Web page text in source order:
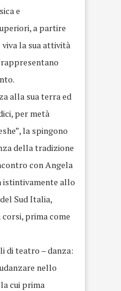
e
a partire
viva la sua attività
alla sua terra ed
per metà
la spingono
della tradizione
con Angela
istintivamente allo
Sud Italia,
prima come
di teatro – danza:
nello
cui prima